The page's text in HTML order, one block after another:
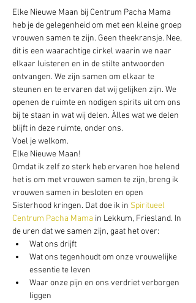
Elke Nieuwe Maan bij Centrum Pacha Mama
heb je de gelegenheid om met een kleine groep
vrouwen samen te zijn. Geen theekransje. Nee,
dit is een waarachtige cirkel waarin we naar
elkaar luisteren en in de stilte antwoorden
ontvangen. We zijn samen om elkaar te
steunen en te ervaren dat wij gelijken zijn. We
openen de ruimte en nodigen spirits uit om ons
bij te staan in wat wij delen. Àlles wat we delen
blijft in deze ruimte, onder ons.
Voel je welkom.
Elke Nieuwe Maan!
Omdat ik zelf zo sterk heb ervaren hoe helend
het is om met vrouwen samen te zijn, breng ik
vrouwen samen in besloten en open
Sisterhood kringen. Dat doe ik in Spiritueel
Centrum Pacha Mama in Lekkum, Friesland. In
de uren dat we samen zijn, gaat het over:
Wat ons drijft
Wat ons tegenhoudt om onze vrouwelijke
essentie te leven
Waar onze pijn en ons verdriet verborgen
liggen